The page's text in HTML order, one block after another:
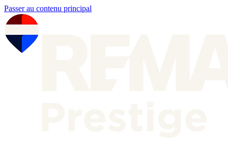
Passer au contenu principal